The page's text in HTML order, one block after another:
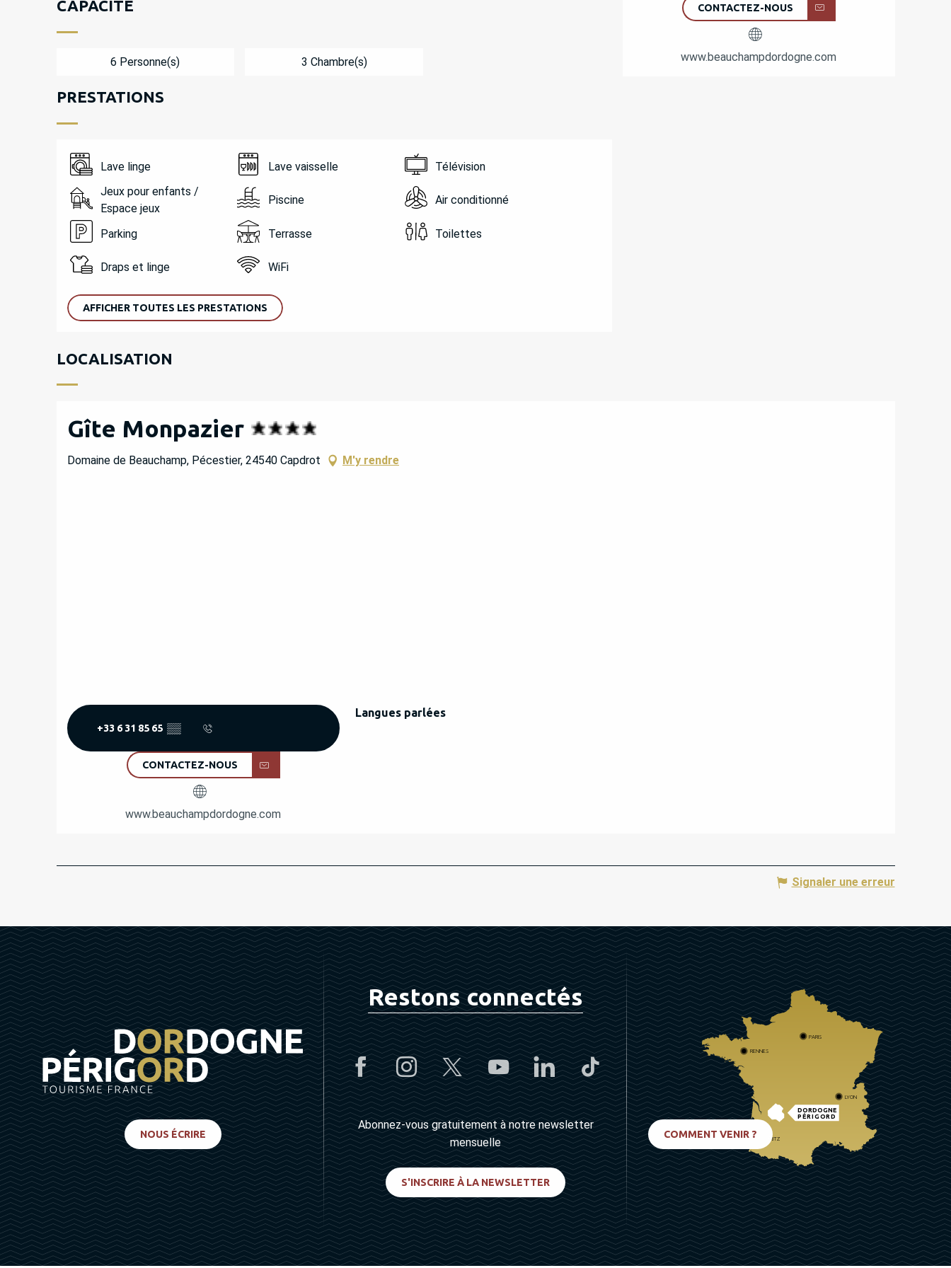
CONTACTEZ-NOUS
www.beauchampdordogne.com
CAPACITÉ
6 Personne(s) 3 Chambre(s)
PRESTATIONS
Lave linge Lave vaisselle
Télévision
Jeux pour enfants /
Espace jeux
Piscine Air conditionné
Parking Terrasse Toilettes
Draps et linge WiFi
AFFICHER TOUTES LES PRESTATIONS
LOCALISATION
Gîte Monpazier
Domaine de Beauchamp, Pécestier, 24540 Capdrot M'y rendre
+33 6 31 85 65 ▒▒
CONTACTEZ-NOUS
www.beauchampdordogne.com
Langues parlées
Langues parlées
Signaler une erreur
NOUS ÉCRIRE
Restons connectés
Abonnez-vous gratuitement à notre newsletter
mensuelle
S'INSCRIRE À LA NEWSLETTER
DORDOGNE
PÉRIGORD
PARIS
RENNES
LYON
BIARRITZ
COMMENT VENIR ?